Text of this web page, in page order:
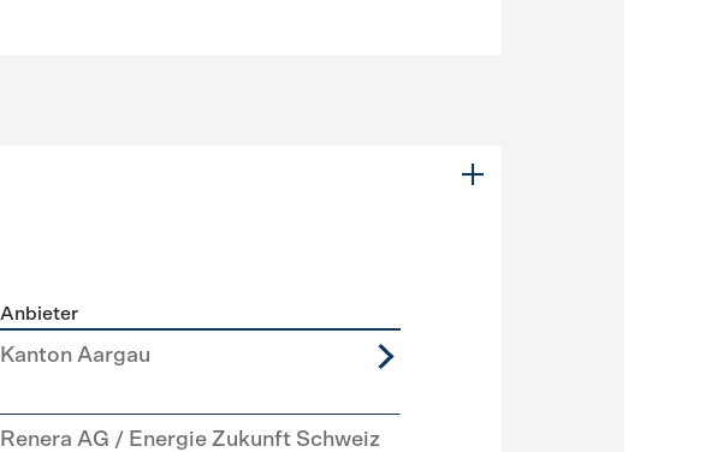
Anbieter
Kanton Aargau
Renera AG / Energie Zukunft Schweiz